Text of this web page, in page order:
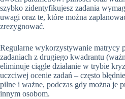
szybko zidentyfikujesz zadania
uwagi oraz te, które można
zrezygnować.
Regularne wykorzystywanie matrycy
zadaniach z drugiego kwadrantu
eliminuje ciągłe działanie w trybie
uczciwej ocenie zadań – często
pilne i ważne, podczas gdy można je
innym osobom.